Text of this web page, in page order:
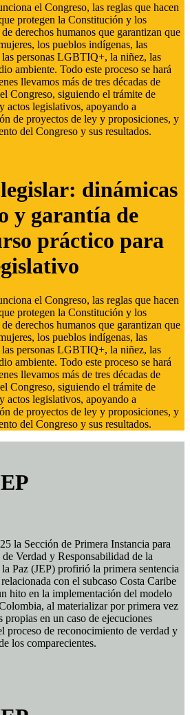
el Congreso, las reglas que hacen
protegen la Constitución y los
derechos humanos que garantizan que
los pueblos indígenas, las
las personas LGBTIQ+, la niñez, las
ambiente. Todo este proceso se hará
llevamos más de tres décadas de
Congreso, siguiendo el trámite de
actos legislativos, apoyando a
de proyectos de ley y proposiciones, y
del Congreso y sus resultados.
dinámicas
y garantía de
práctico para
el Congreso, las reglas que hacen
protegen la Constitución y los
derechos humanos que garantizan que
los pueblos indígenas, las
las personas LGBTIQ+, la niñez, las
ambiente. Todo este proceso se hará
llevamos más de tres décadas de
Congreso, siguiendo el trámite de
actos legislativos, apoyando a
de proyectos de ley y proposiciones, y
del Congreso y sus resultados.
la Sección de Primera Instancia para
Verdad y Responsabilidad de la
Paz (JEP) profirió la primera sentencia
con el subcaso Costa Caribe
hito en la implementación del modelo
al materializar por primera vez
en un caso de ejecuciones
proceso de reconocimiento de verdad y
los comparecientes.